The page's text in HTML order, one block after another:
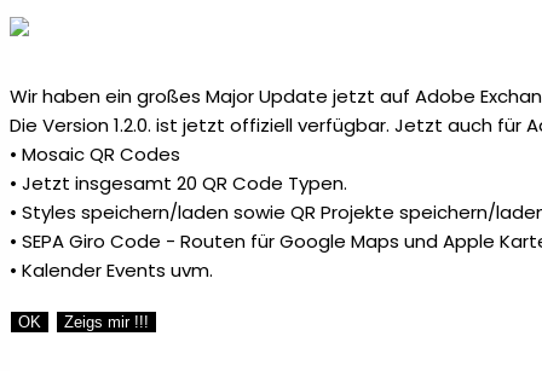
Wir haben ein großes Major Update jetzt auf Adobe
Die Version 1.2.0. ist jetzt offiziell verfügbar. Jetzt auch für
• Mosaic QR Codes
• Jetzt insgesamt 20 QR Code Typen.
• Styles speichern/laden sowie QR Projekte speichern/
• SEPA Giro Code - Routen für Google Maps und Apple
• Kalender Events uvm.
OK Zeigs mir !!!